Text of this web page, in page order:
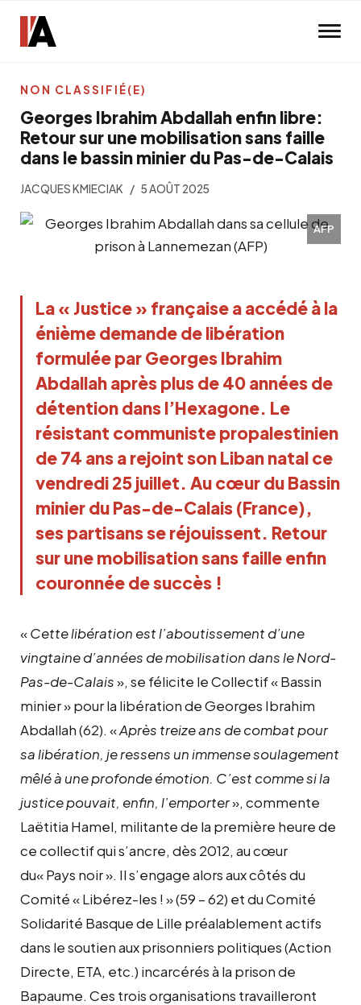
AFP
Georges Ibrahim Abdallah enfin libre:
Retour sur une mobilisation sans faille
dans le bassin minier du Pas-de-Calais
JACQUES KMIECIAK 5 AOÛT 2025
La « Justice » française a accédé à la
énième demande de libération
formulée par Georges Ibrahim
Abdallah après plus de 40 années de
détention dans l’Hexagone. Le
résistant communiste propalestinien
de 74 ans a rejoint son Liban natal ce
vendredi 25 juillet. Au cœur du Bassin
minier du Pas-de-Calais (France),
ses partisans se réjouissent. Retour
sur une mobilisation sans faille enfin
couronnée de succès !
«Cette libération est l’aboutissement d’une
vingtaine d’années de mobilisation dans le Nord-
Pas-de-Calais», se félicite le Collectif « Bassin
minier » pour la libération de Georges Ibrahim
Abdallah (62). «Après treize ans de combat pour
sa libération, je ressens un immense soulagement
mêlé à une profonde émotion. C’est comme si la
justice pouvait, enfin, l’emporter», commente
Laëtitia Hamel, militante de la première heure de
ce collectif qui s’ancre, dès 2012, au cœur
du« Pays noir ». Il s’engage alors aux côtés du
Comité « Libérez-les ! » (59 – 62) et du Comité
Solidarité Basque de Lille préalablement actifs
dans le soutien aux prisonniers politiques (Action
Directe, ETA, etc.) incarcérés à la prison de
Bapaume. Ces trois organisations travailleront
NON CLASSIFIÉ(E)